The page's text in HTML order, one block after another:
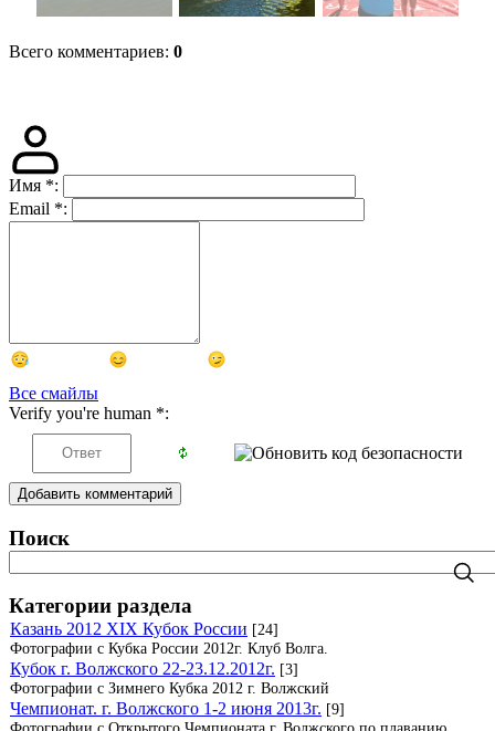
Всего комментариев: 0
Имя *:
Email *:
Все смайлы
Verify you're human *:
Добавить комментарий
Поиск
Категории раздела
Казань 2012 XIX Кубок России [24]
Фотографии с Кубка России 2012г. Клуб Волга.
Кубок г. Волжского 22-23.12.2012г. [3]
Фотографии с Зимнего Кубка 2012 г. Волжский
Чемпионат. г. Волжского 1-2 июня 2013г. [9]